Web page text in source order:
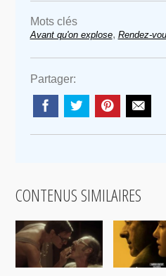
Mots clés
Avant qu'on explose, Rendez-
Partager:
CONTENUS SIMILAIRES